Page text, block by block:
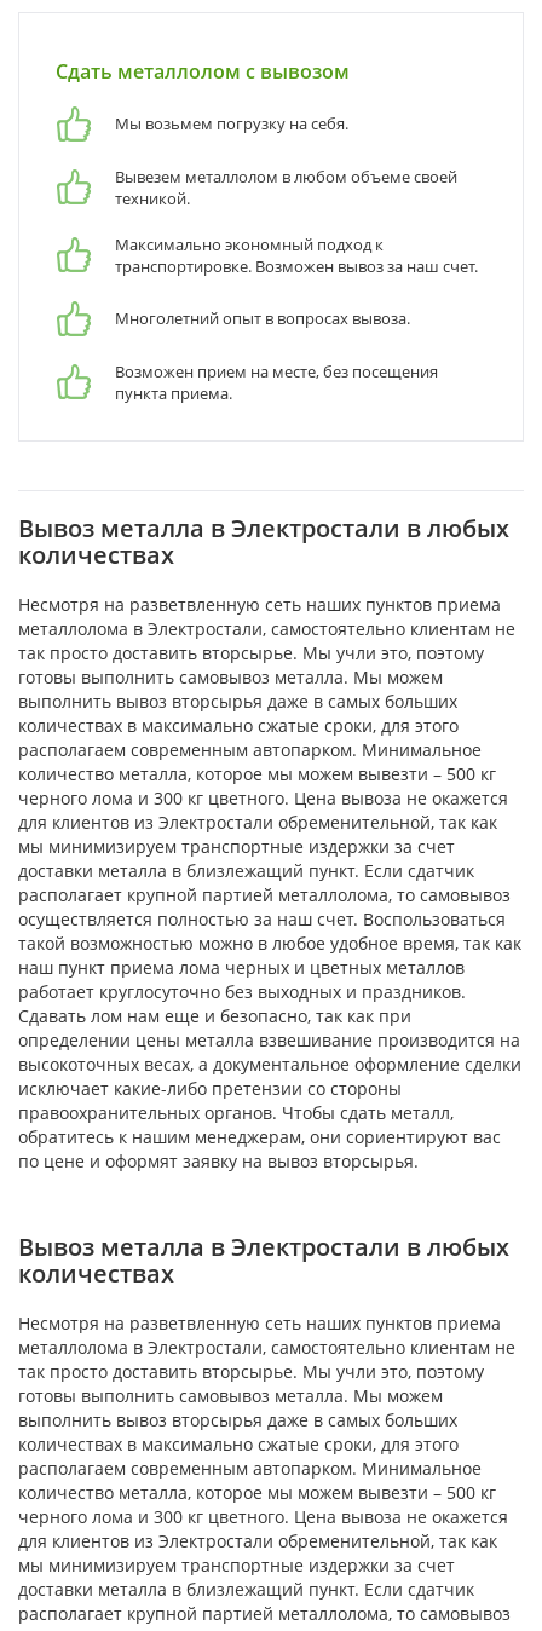
Вывоз металла в Электростали в любых
количествах
Несмотря на разветвленную сеть наших пунктов приема
металлолома в Электростали, самостоятельно клиентам не
так просто доставить вторсырье. Мы учли это, поэтому
готовы выполнить самовывоз металла. Мы можем
выполнить вывоз вторсырья даже в самых больших
количествах в максимально сжатые сроки, для этого
располагаем современным автопарком. Минимальное
количество металла, которое мы можем вывезти – 500 кг
черного лома и 300 кг цветного. Цена вывоза не окажется
для клиентов из Электростали обременительной, так как
мы минимизируем транспортные издержки за счет
доставки металла в близлежащий пункт. Если сдатчик
располагает крупной партией металлолома, то самовывоз
осуществляется полностью за наш счет. Воспользоваться
такой возможностью можно в любое удобное время, так как
наш пункт приема лома черных и цветных металлов
работает круглосуточно без выходных и праздников.
Сдавать лом нам еще и безопасно, так как при
определении цены металла взвешивание производится на
высокоточных весах, а документальное оформление сделки
исключает какие-либо претензии со стороны
правоохранительных органов. Чтобы сдать металл,
обратитесь к нашим менеджерам, они сориентируют вас
по цене и оформят заявку на вывоз вторсырья.
Сдать металлолом с вывозом
Мы возьмем погрузку на себя.
Вывезем металлолом в любом объеме своей
техникой.
Максимально экономный подход к
транспортировке. Возможен вывоз за наш счет.
Многолетний опыт в вопросах вывоза.
Возможен прием на месте, без посещения
пункта приема.
Вывоз металла в Электростали в любых
количествах
Несмотря на разветвленную сеть наших пунктов приема
металлолома в Электростали, самостоятельно клиентам не
так просто доставить вторсырье. Мы учли это, поэтому
готовы выполнить самовывоз металла. Мы можем
выполнить вывоз вторсырья даже в самых больших
количествах в максимально сжатые сроки, для этого
располагаем современным автопарком. Минимальное
количество металла, которое мы можем вывезти – 500 кг
черного лома и 300 кг цветного. Цена вывоза не окажется
для клиентов из Электростали обременительной, так как
мы минимизируем транспортные издержки за счет
доставки металла в близлежащий пункт. Если сдатчик
располагает крупной партией металлолома, то самовывоз